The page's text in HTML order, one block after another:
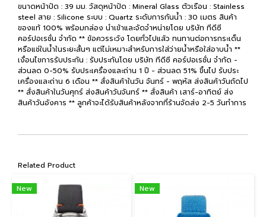
ขนาดหน้าปัด : 39 มม. วัสดุหน้าปัด : Mineral Glass ตัวเรือน : Stainless
steel สาย : Silicone ระบบ : Quartz ระดับการกันน้ำ : 30 เมตร สินค้า
ของแท้ 100% พร้อมกล่อง นำเข้าและจัดจำหน่ายโดย บริษัท ทีดีซี
คอร์ปอเรชั่น จำกัด ** ข้อควรระวัง โดยทั่วไปแล้ว ทนทานต่อการกระเด็น
หรือแช่ในน้ำในระยะสั้นๆ แต่ไม่เหมาะสำหรับการใส่ว่ายน้ำหรือใส่อาบน้ำ **
เงื่อนไขการรับประกัน : รับประกันโดย บริษัท ทีดีซี คอร์ปอเรชั่น จำกัด -
ส่วนลด 0-50% รับประเครื่องและถ่าน 1 ปี - ส่วนลด 51% ขึ้นไป รับประ
เครื่องและถ่าน 6 เดือน ** สั่งสินค้าในวัน จันทร์ - พฤหัส ส่งสินค้าวันถัดไป
** สั่งสินค้าในวันศุกร์ ส่งสินค้าวันจันทร์ ** สั่งสินค้า เสาร์-อาทิตย์ ส่ง
สินค้าวันอังคาร ** ลูกค้าจะได้รับสินค้าหลังจากที่ร้านจัดส่ง 2-5 วันทำการ
Related Product
New New